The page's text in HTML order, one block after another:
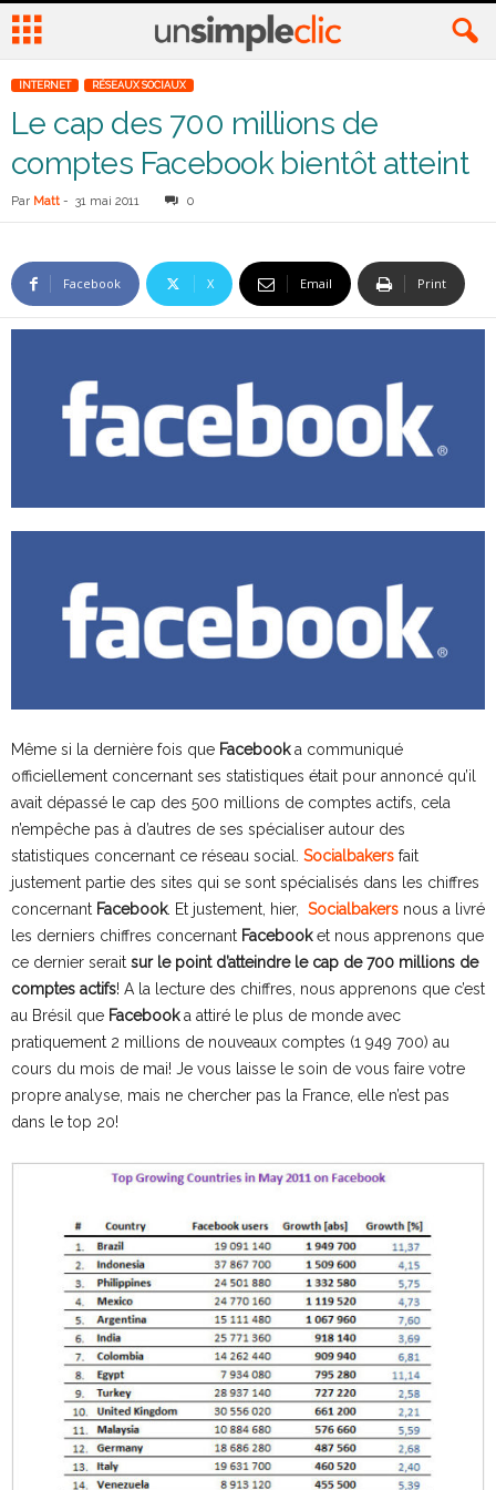
INTERNET RÉSEAUX SOCIAUX
Le cap des 700 millions de
comptes Facebook bientôt atteint
Par Matt - 31 mai 2011 0
Facebook X Email Print
Même si la dernière fois que Facebooka communiqué
officiellement concernant ses statistiques était pour annoncé qu’il
avait dépassé le cap des 500 millions de comptes actifs, cela
n’empêche pas à d’autres de ses spécialiser autour des
statistiques concernant ce réseau social. Socialbakers fait
justement partie des sites qui se sont spécialisés dans les chiffres
concernant Facebook. Et justement, hier, Socialbakers nous a livré
les derniers chiffres concernant Facebooket nous apprenons que
ce dernier serait sur le point d’atteindre le cap de 700 millions de
comptes actifs! A la lecture des chiffres, nous apprenons que c’est
au Brésil que Facebooka attiré le plus de monde avec
pratiquement 2 millions de nouveaux comptes (1 949 700) au
cours du mois de mai! Je vous laisse le soin de vous faire votre
propre analyse, mais ne chercher pas la France, elle n’est pas
dans le top 20!